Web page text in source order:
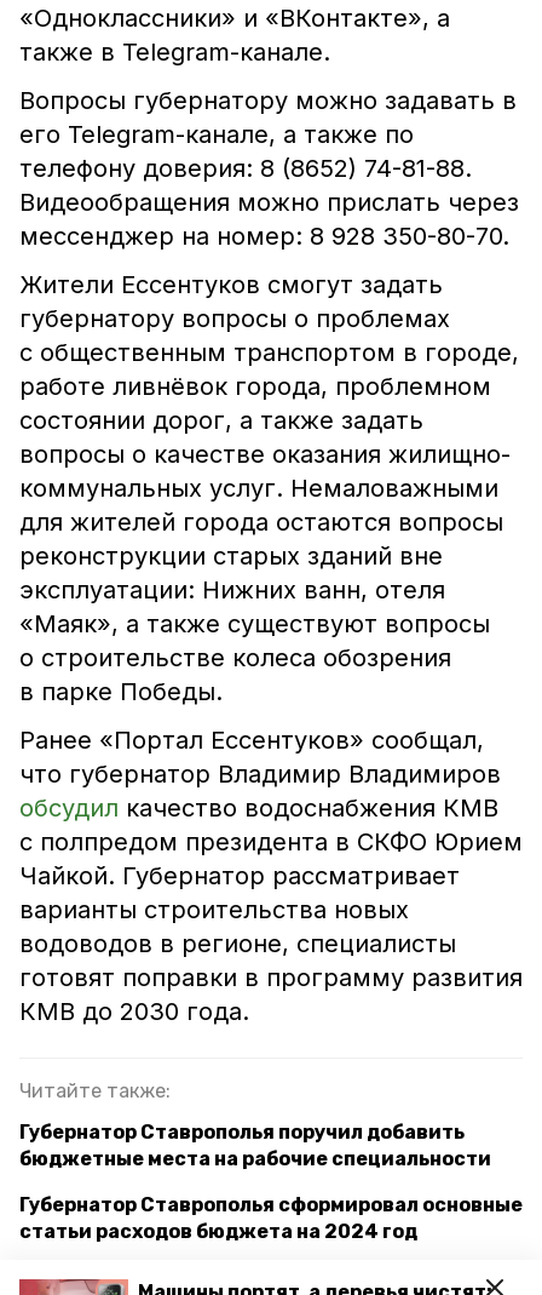
«Одноклассники» и «ВКонтакте», а
также в Telegram-канале.
Вопросы губернатору можно задавать в
его Telegram-канале, а также по
телефону доверия: 8 (8652) 74-81-88.
Видеообращения можно прислать через
мессенджер на номер: 8 928 350-80-70.
Жители Ессентуков смогут задать
губернатору вопросы о проблемах
с общественным транспортом в городе,
работе ливнёвок города, проблемном
состоянии дорог, а также задать
вопросы о качестве оказания жилищно-
коммунальных услуг. Немаловажными
для жителей города остаются вопросы
реконструкции старых зданий вне
эксплуатации: Нижних ванн, отеля
«Маяк», а также существуют вопросы
о строительстве колеса обозрения
в парке Победы.
Ранее «Портал Ессентуков» сообщал,
что губернатор Владимир Владимиров
обсудил качество водоснабжения КМВ
с полпредом президента в СКФО Юрием
Чайкой. Губернатор рассматривает
варианты строительства новых
водоводов в регионе, специалисты
готовят поправки в программу развития
КМВ до 2030 года.
Читайте также:
Губернатор Ставрополья поручил добавить
бюджетные места на рабочие специальности
Губернатор Ставрополья сформировал основные
статьи расходов бюджета на 2024 год
Губернатор Ставрополья и ректор СКФУ